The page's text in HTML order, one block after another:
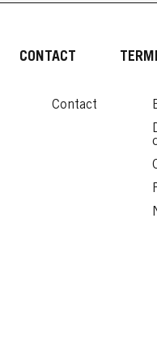
CONTACT
Contact